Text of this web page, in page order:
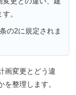
。
の2に規定されま
画変更とどう違
を整理します。